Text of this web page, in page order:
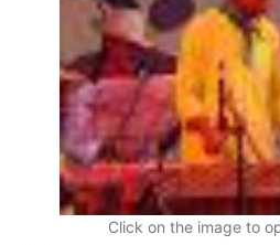
Click on the image to